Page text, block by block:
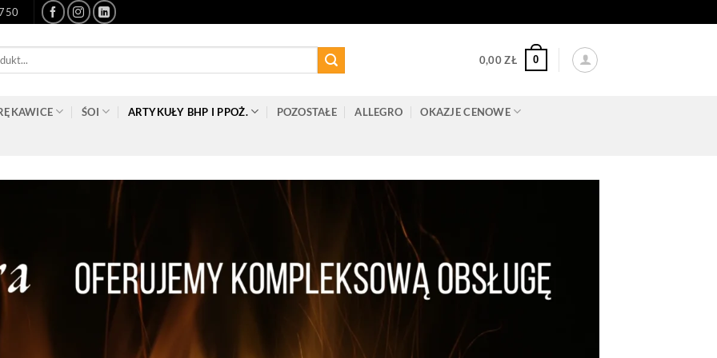
0,00ZŁ 0
ŚOI ARTYKUŁY BHP I PPOŻ. POZOSTAŁE ALLEGRO OKAZJE CENOWE